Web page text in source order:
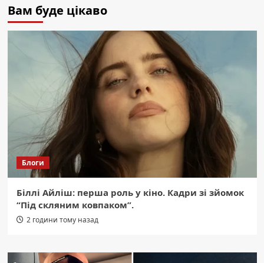
Вам буде цікаво
Блоги
Біллі Айліш: перша роль у кіно. Кадри зі зйомок
“Під скляним ковпаком”.
2 години тому назад